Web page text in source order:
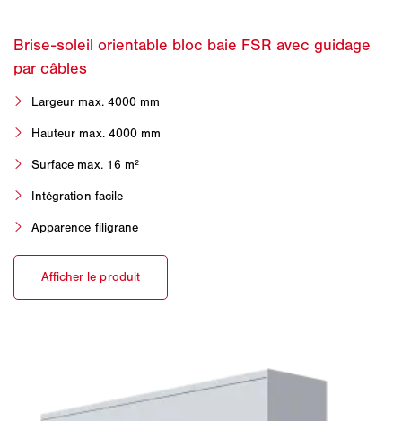
Largeur max. 4000 mm
Hauteur max. 4000 mm
Surface max. 16 m²
Intégration facile
Apparence filigrane